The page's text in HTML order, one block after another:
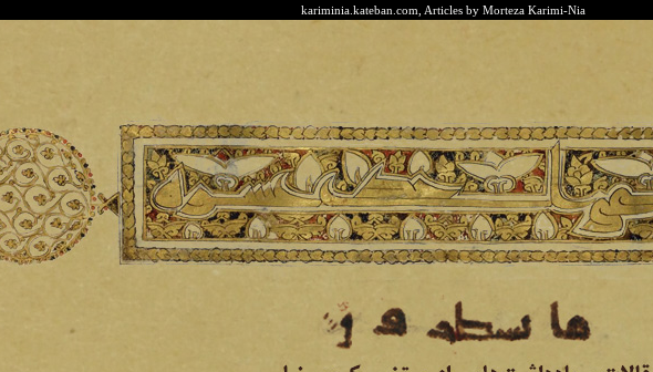
kariminia.kateban.com, Articles by Morteza Karimi-Nia